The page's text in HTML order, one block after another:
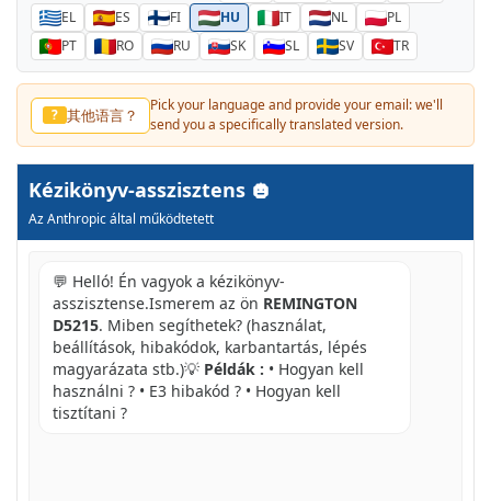
EL
ES FI HU IT NL
PL
PT
RO RU SK SL SV TR
? 其他语言？
Pick your language and provide your email: we'll
send you a specifically translated version.
Kézikönyv-asszisztens
Az Anthropic által működtetett
💬 Helló! Én vagyok a kézikönyv-
asszisztense.Ismerem az ön REMINGTON
D5215. Miben segíthetek? (használat,
beállítások, hibakódok, karbantartás, lépés
magyarázata stb.)💡 Példák : • Hogyan kell
használni ? • E3 hibakód ? • Hogyan kell
tisztítani ?